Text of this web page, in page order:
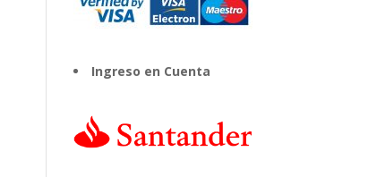
Ingreso en Cuenta